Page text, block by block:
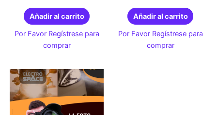
Añadir al carrito
Por Favor Regístrese para
comprar
Añadir al carrito
Por Favor Regístrese para
comprar